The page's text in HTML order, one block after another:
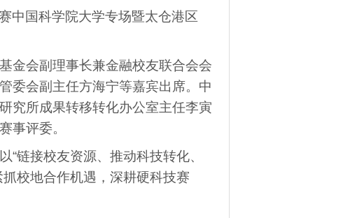
中国科学院大学专场暨太仓港区
金会副理事长兼金融校友联合会会
委会副主任方海宁等嘉宾出席。中
究所成果转移转化办公室主任李寅
事评委。
链接校友资源、推动科技转化、
校地合作机遇，深耕硬科技赛